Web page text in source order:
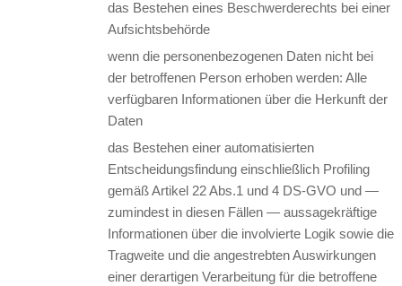
das Bestehen eines Beschwerderechts bei einer
Aufsichtsbehörde
wenn die personenbezogenen Daten nicht bei
der betroffenen Person erhoben werden: Alle
verfügbaren Informationen über die Herkunft der
Daten
das Bestehen einer automatisierten
Entscheidungsfindung einschließlich Profiling
gemäß Artikel 22 Abs.1 und 4 DS-GVO und —
zumindest in diesen Fällen — aussagekräftige
Informationen über die involvierte Logik sowie die
Tragweite und die angestrebten Auswirkungen
einer derartigen Verarbeitung für die betroffene